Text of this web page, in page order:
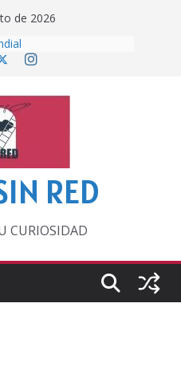
de 2026
tiempos
de recomendar
RED
CURIOSIDAD